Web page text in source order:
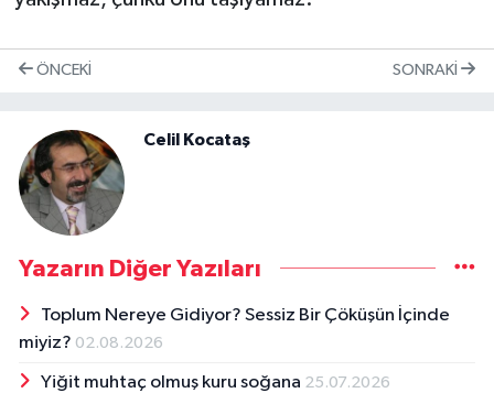
ÖNCEKI SONRAKI
Celil Kocataş
Yazarın Diğer Yazıları
Toplum Nereye Gidiyor? Sessiz Bir Çöküşün İçinde
miyiz? 02.08.2026
Yiğit muhtaç olmuş kuru soğana 25.07.2026